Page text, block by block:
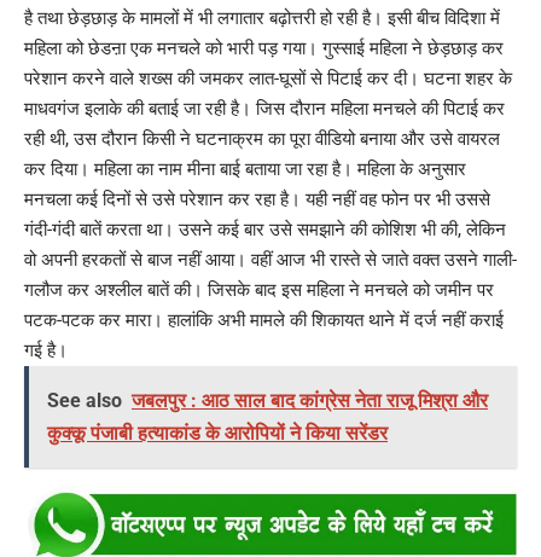
है तथा छेड़छाड़ के मामलों में भी लगातार बढ़ोत्तरी हो रही है। इसी बीच विदिशा में
महिला को छेडऩा एक मनचले को भारी पड़ गया। गुस्साई महिला ने छेड़छाड़ कर
परेशान करने वाले शख्स की जमकर लात-घूसों से पिटाई कर दी। घटना शहर के
माधवगंज इलाके की बताई जा रही है। जिस दौरान महिला मनचले की पिटाई कर
रही थी, उस दौरान किसी ने घटनाक्रम का पूरा वीडियो बनाया और उसे वायरल
कर दिया। महिला का नाम मीना बाई बताया जा रहा है। महिला के अनुसार
मनचला कई दिनों से उसे परेशान कर रहा है। यही नहीं वह फोन पर भी उससे
गंदी-गंदी बातें करता था। उसने कई बार उसे समझाने की कोशिश भी की, लेकिन
वो अपनी हरकतों से बाज नहीं आया। वहीं आज भी रास्ते से जाते वक्त उसने गाली-
गलौज कर अश्लील बातें की। जिसके बाद इस महिला ने मनचले को जमीन पर
पटक-पटक कर मारा। हालांकि अभी मामले की शिकायत थाने में दर्ज नहीं कराई
गई है।
See also जबलपुर : आठ साल बाद कांग्रेस नेता राजू मिश्रा और
कुक्कू पंजाबी हत्याकांड के आरोपियों ने किया सरेंडर